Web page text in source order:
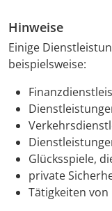
Hinweise
Einige
beispielsweise:
Glücksspiele,
private
Tätigkeiten